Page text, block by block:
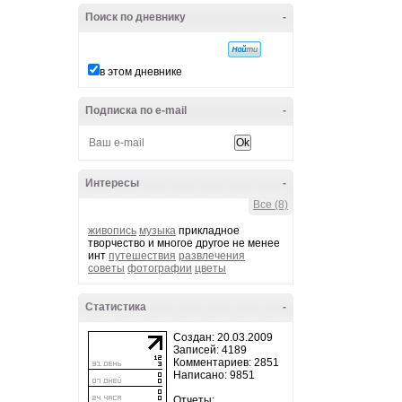
-
Поиск по дневнику
в этом дневнике
-
Подписка по e-mail
-
Интересы
Все (8)
живопись музыка прикладное
творчество и многое другое не менее
инт путешествия развлечения
советы фотографии цветы
-
Статистика
Создан: 20.03.2009
Записей: 4189
Комментариев: 2851
Написано: 9851